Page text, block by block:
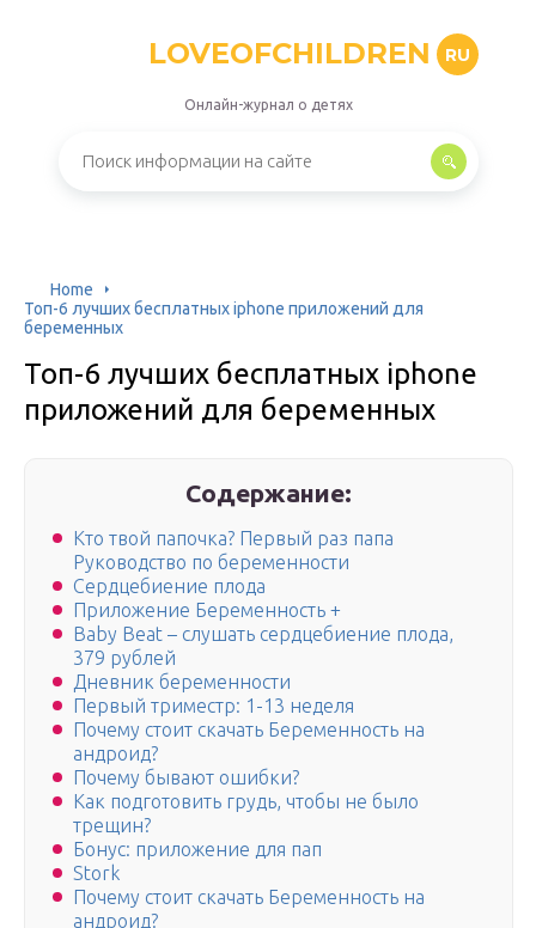
LOVEOFCHILDREN RU
Онлайн-журнал о детях
Home
Топ-6 лучших бесплатных iphone приложений для
беременных
Топ-6 лучших бесплатных iphone
приложений для беременных
Содержание:
Кто твой папочка? Первый раз папа
Руководство по беременности
Сердцебиение плода
Приложение Беременность +
Baby Beat – слушать сердцебиение плода,
379 рублей
Дневник беременности
Первый триместр: 1-13 неделя
Почему стоит скачать Беременность на
андроид?
Почему бывают ошибки?
Как подготовить грудь, чтобы не было
трещин?
Бонус: приложение для пап
Stork
Почему стоит скачать Беременность на
андроид?